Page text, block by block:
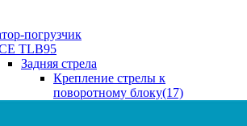
погрузчик
TLB95
Задняя стрела
Крепление стрелы к
поворотному блоку(17)